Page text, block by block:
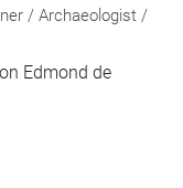
/ Archaeologist /
Edmond de